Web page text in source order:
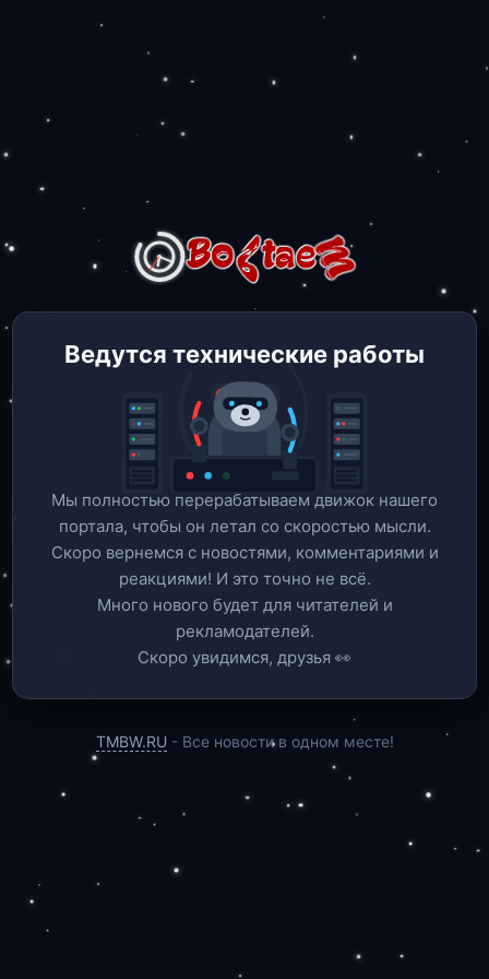
Ведутся технические работы
Мы полностью перерабатываем движок нашего
портала, чтобы он летал со скоростью мысли.
Скоро вернемся c новостями, комментариями и
реакциями! И это точно не всё.
Много нового будет для читателей и
рекламодателей.
Скоро увидимся, друзья 👀
TMBW.RU - Все новости в одном месте!